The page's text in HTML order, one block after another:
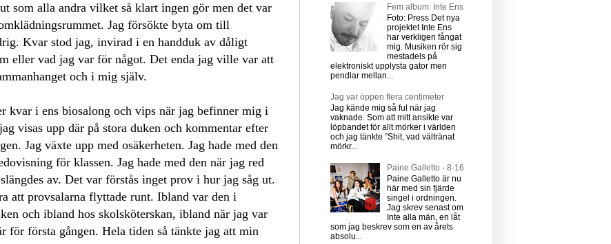
som alla andra vilket så klart ingen gör men det var
Jag försökte byta om till
Kvar stod jag, invirad i en handduk av dåligt
eller vad jag var för något. Det enda jag ville var att
och i mig själv.
kvar i ens biosalong och vips när jag befinner mig i
visas upp där på stora duken och kommentar efter
Jag växte upp med osäkerheten. Jag hade med den
för klassen. Jag hade med den när jag red
av. Det var förstås inget prov i hur jag såg ut.
att provsalarna flyttade runt. Ibland var den i
och ibland hos skolsköterskan, ibland när jag var
för första gången. Hela tiden så tänkte jag att min
Fem album: Inte Ens
Foto: Press Det nya
projektet Inte Ens
har verkligen fångat
mig. Musiken rör sig
mestadels på
elektroniskt upplysta gator men
pendlar mellan...
Jag var öppen flera centimeter
Jag kände mig så ful när jag
vaknade. Som att mitt ansikte var
löpbandet för allt mörker i världen
och jag tänkte ”Shit, vad vältränat
mörkr...
Paine Galletto - 8-16
Paine Galletto är nu
här med sin fjärde
singel i ordningen.
Jag skrev senast om
Inte alla män, en låt
som jag beskrev som en av årets
absolu...